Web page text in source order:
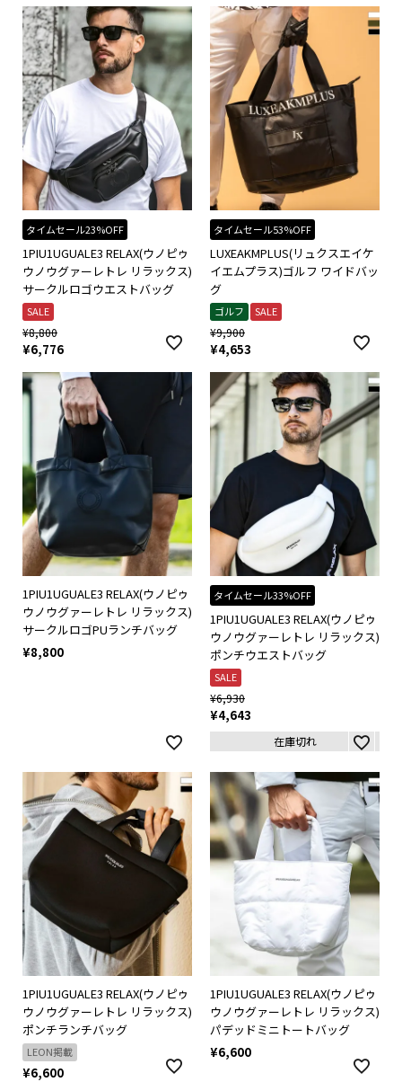
タイムセール23%OFF
1PIU1UGUALE3 RELAX(ウノピゥ
ウノウグァーレトレ リラックス)
サークルロゴウエストバッグ
SALE
¥8,800
¥6,776
タイムセール53%OFF
LUXEAKMPLUS(リュクスエイケ
イエムプラス)ゴルフ ワイドバッ
グ
ゴルフ SALE
¥9,900
¥4,653
1PIU1UGUALE3 RELAX(ウノピゥ
ウノウグァーレトレ リラックス)
サークルロゴPUランチバッグ
¥8,800
タイムセール33%OFF
1PIU1UGUALE3 RELAX(ウノピゥ
ウノウグァーレトレ リラックス)
ポンチウエストバッグ
SALE
¥6,930
¥4,643
在庫切れ
1PIU1UGUALE3 RELAX(ウノピゥ
ウノウグァーレトレ リラックス)
ポンチランチバッグ
LEON掲載
¥6,600
1PIU1UGUALE3 RELAX(ウノピゥ
ウノウグァーレトレ リラックス)
パデッドミニトートバッグ
¥6,600